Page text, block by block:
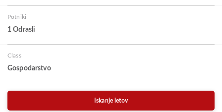
Potniki
1 Odrasli
Class
Gospodarstvo
Iskanje letov